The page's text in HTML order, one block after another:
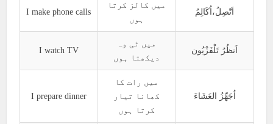
I make phone calls
میں کالز کرتا
ہوں
اَتّصِلُ،اُکَالِمُ
I watch TV
میں ٹی وہ
دیکھتا ہوں
اَنظُرُ تَلْفَزْیُون
I prepare dinner
میں رات کا
کھانا تیار
کرتا ہوں
اُجَھِّزُ العَشَاءَ